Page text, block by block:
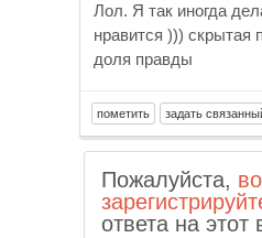
Лол. Я так иногда
нравится ))) скрытая
доля правды
Пожалуйста,
ответа на этот